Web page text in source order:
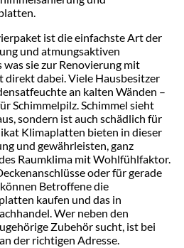
ist die einfachste Art der
und atmungsaktiven
sie zur Renovierung mit
dabei. Viele Hausbesitzer
an kalten Wänden –
Schimmelpilz. Schimmel sieht
sondern ist auch schädlich für
Klimaplatten bieten in dieser
und gewährleisten, ganz
Raumklima mit Wohlfühlfaktor.
oder für gerade
Betroffene die
kaufen und das in
Wer neben den
Zubehör sucht, ist bei
der richtigen Adresse.